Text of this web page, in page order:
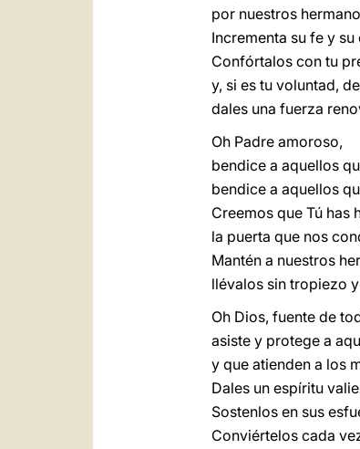
por nuestros
Incrementa su fe y
Confórtalos con tu
y, si es tu voluntad,
dales una fuerza
Oh Padre amoroso,
bendice a aquellos
bendice a aquellos
Creemos que Tú has
la puerta que nos
Mantén a nuestros
llévalos sin tropiezo
Oh Dios, fuente de
asiste y protege a
y que atienden a los
Dales un espíritu
Sostenlos en sus
Conviértelos cada